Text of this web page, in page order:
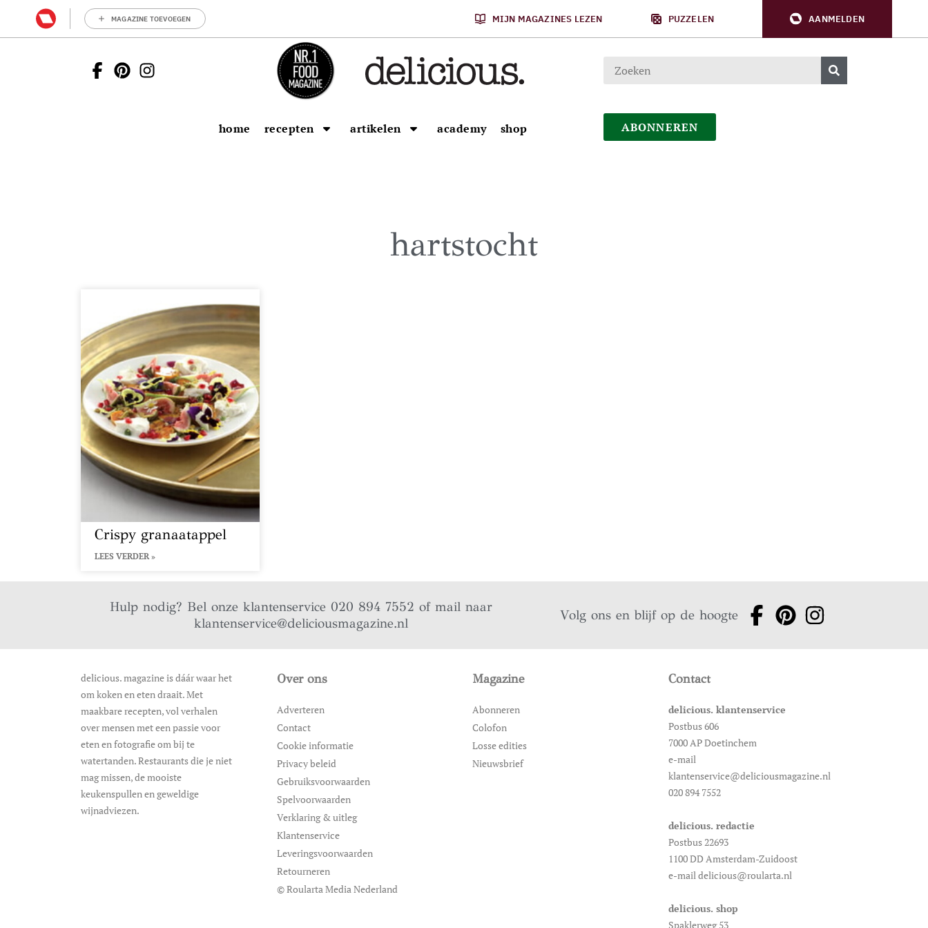
MAGAZINE TOEVOEGEN MIJN MAGAZINES LEZEN PUZZELEN AANMELDEN
home recepten artikelen academy shop ABONNEREN
hartstocht
Crispy granaatappel
LEES VERDER »
Hulp nodig? Bel onze klantenservice 020 894 7552 of mail naar
klantenservice@deliciousmagazine.nl
Volg ons en blijf op de hoogte
delicious. magazine is dáár waar het
om koken en eten draait. Met
maakbare recepten, vol verhalen
over mensen met een passie voor
eten en fotografie om bij te
watertanden. Restaurants die je niet
mag missen, de mooiste
keukenspullen en geweldige
wijnadviezen.
Over ons
Adverteren
Contact
Cookie informatie
Privacy beleid
Gebruiksvoorwaarden
Spelvoorwaarden
Verklaring & uitleg
Klantenservice
Leveringsvoorwaarden
Retourneren
© Roularta Media Nederland
Magazine
Abonneren
Colofon
Losse edities
Nieuwsbrief
Contact
delicious. klantenservice
Postbus 606
7000 AP Doetinchem
e-mail
klantenservice@deliciousmagazine.nl
020 894 7552
delicious. redactie
Postbus 22693
1100 DD Amsterdam-Zuidoost
e-mail delicious@roularta.nl
delicious. shop
Spaklerweg 53